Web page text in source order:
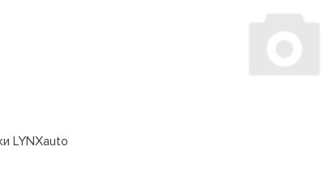
LYNXauto